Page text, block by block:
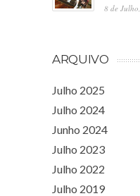
8 de
ARQUIVO
Julho 2025
Julho 2024
Junho 2024
Julho 2023
Julho 2022
Julho 2019